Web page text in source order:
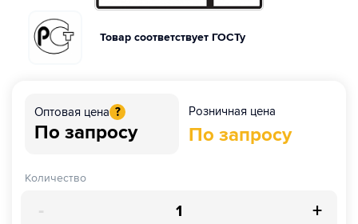
Товар соответствует ГОСТу
Оптовая цена ?
По запросу
Розничная цена
По запросу
Количество
- +